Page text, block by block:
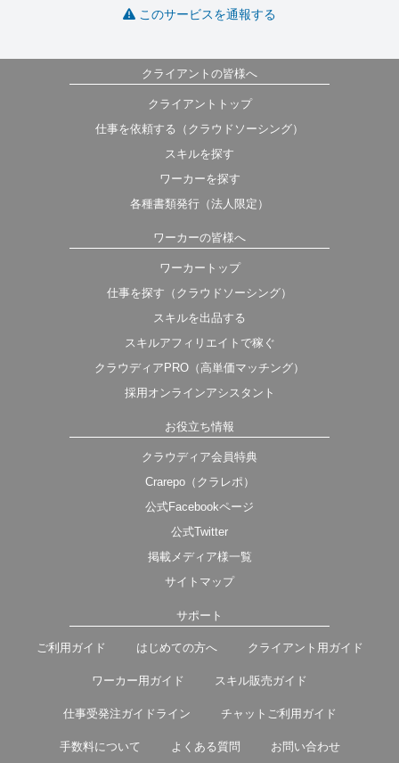
このサービスを通報する
クライアントの皆様へ
クライアントトップ
仕事を依頼する（クラウドソーシング）
スキルを探す
ワーカーを探す
各種書類発行（法人限定）
ワーカーの皆様へ
ワーカートップ
仕事を探す（クラウドソーシング）
スキルを出品する
スキルアフィリエイトで稼ぐ
クラウディアPRO（高単価マッチング）
採用オンラインアシスタント
お役立ち情報
クラウディア会員特典
Crarepo（クラレポ）
公式Facebookページ
公式Twitter
掲載メディア様一覧
サイトマップ
サポート
ご利用ガイド はじめての方へ クライアント用ガイド
ワーカー用ガイド スキル販売ガイド
仕事受発注ガイドライン チャットご利用ガイド
手数料について よくある質問 お問い合わせ